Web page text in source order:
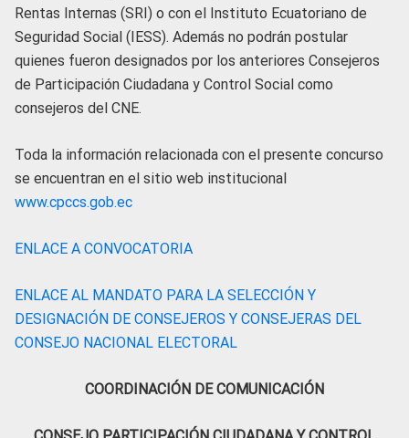
Rentas Internas (SRI) o con el Instituto Ecuatoriano de
Seguridad Social (IESS). Además no podrán postular
quienes fueron designados por los anteriores Consejeros
de Participación Ciudadana y Control Social como
consejeros del CNE.
Toda la información relacionada con el presente concurso
se encuentran en el sitio web institucional
www.cpccs.gob.ec
ENLACE A CONVOCATORIA
ENLACE AL MANDATO PARA LA SELECCIÓN Y
DESIGNACIÓN DE CONSEJEROS Y CONSEJERAS DEL
CONSEJO NACIONAL ELECTORAL
COORDINACIÓN DE COMUNICACIÓN